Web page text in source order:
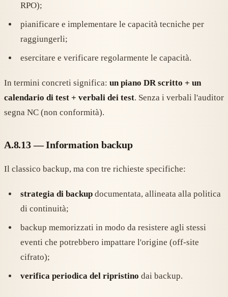
RPO);
pianificare e implementare le capacità tecniche per
raggiungerli;
esercitare e verificare regolarmente le capacità.
In termini concreti significa: un piano DR scritto + un
calendario di test + verbali dei test. Senza i verbali l'auditor
segna NC (non conformità).
A.8.13 — Information backup
Il classico backup, ma con tre richieste specifiche:
strategia di backup documentata, allineata alla politica
di continuità;
backup memorizzati in modo da resistere agli stessi
eventi che potrebbero impattare l'origine (off-site
cifrato);
verifica periodica del ripristino dai backup.